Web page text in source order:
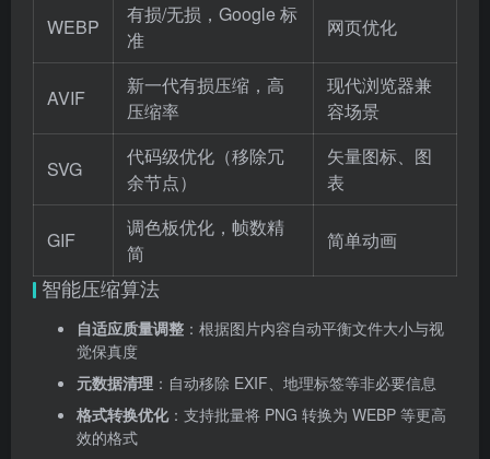
WEBP
有损/无损，Google 标
准
网页优化
AVIF
新一代有损压缩，高
压缩率
现代浏览器兼
容场景
SVG
代码级优化（移除冗
余节点）
矢量图标、图
表
GIF
调色板优化，帧数精
简
简单动画
智能压缩算法
自适应质量调整 ：根据图片内容自动平衡文件大小与视
觉保真度
元数据清理 ：自动移除 EXIF、地理标签等非必要信息
格式转换优化：支持批量将 PNG 转换为 WEBP 等更高
效的格式